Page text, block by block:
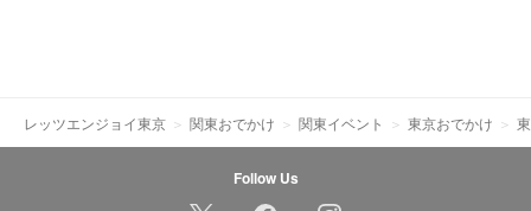
レッツエンジョイ東京 関東おでかけ 関東イベント 東京おでかけ
Follow Us